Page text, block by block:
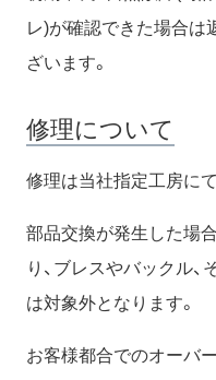
レ)が確認できた場合は
ざいます。
修理について
修理は当社指定工房にて
部品交換が発生した場
り、ブレスやバックル
は対象外となります。
お客様都合でのオーバ